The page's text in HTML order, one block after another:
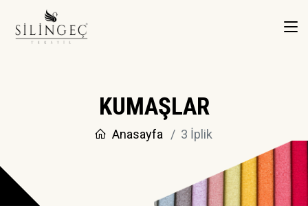
KUMAŞLAR
Anasayfa 3 İplik